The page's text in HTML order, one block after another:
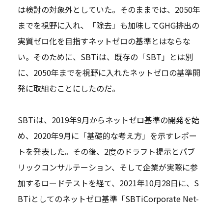
は検討の対象外としていた。そのままでは、2050年
までを視野に入れ、「除去」も加味してGHG排出の
実質ゼロ化を目指すネットゼロの基準とはならな
い。そのために、SBTiは、既存の「SBT」とは別
に、2050年までを視野に入れたネットゼロの基準開
発に取組むことにしたのだ。
SBTiは、2019年9月からネットゼロ基準の開発を始
め、2020年9月に「基礎的な考え方」を示すレポー
トを発表した。その後、2度のドラフト提示とパブ
リックコンサルテーション、そして企業が実際に参
加するロードテストを経て、2021年10月28日に、S
BTiとしてのネットゼロ基準「SBTiCorporate Net-